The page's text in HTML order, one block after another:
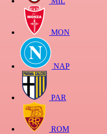
MON
NAP
PAR
ROM